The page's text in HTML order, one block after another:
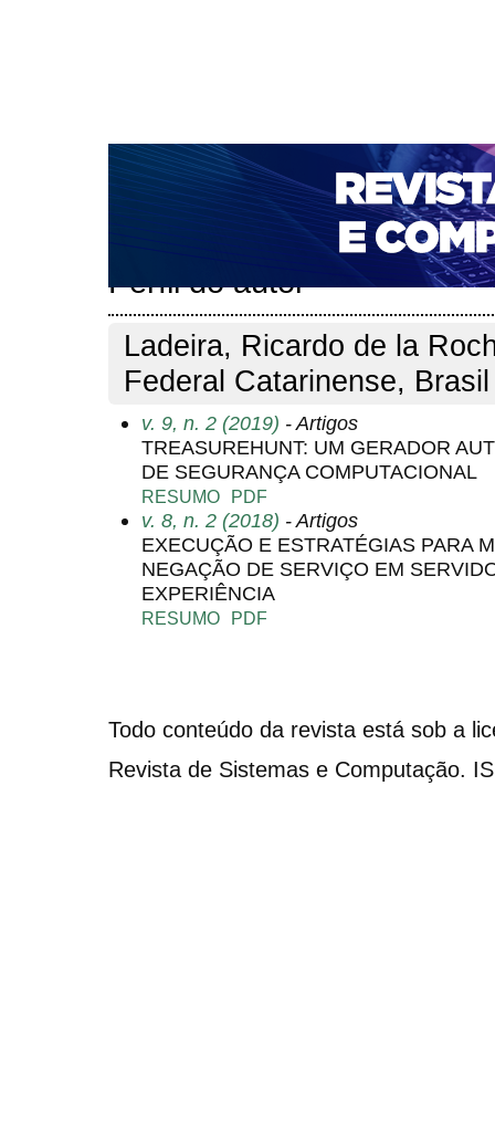
CAPA SOBRE ACESSO CADASTRO
NOTÍCIAS
PORTAL DE REVISTAS DA UNIFACS
PARA AVALIADORES
NOVA SUBMISSÃO
Perfil do autor
Ladeira, Ricardo de la
Federal Catarinense, Brasil
v. 9, n. 2 (2019) - Artigos
TREASUREHUNT: UM GERADOR
DE SEGURANÇA COMPUTACIONAL
RESUMO PDF
v. 8, n. 2 (2018) - Artigos
EXECUÇÃO E ESTRATÉGIAS PARA
NEGAÇÃO DE SERVIÇO EM
EXPERIÊNCIA
RESUMO PDF
Todo conteúdo da revista está sob a
Revista de Sistemas e Computação.